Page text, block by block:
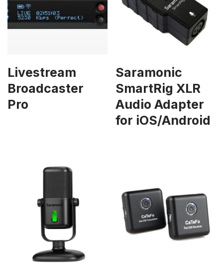
Livestream
Broadcaster
Pro
Saramonic
SmartRig XLR
Audio Adapter
for iOS/Android